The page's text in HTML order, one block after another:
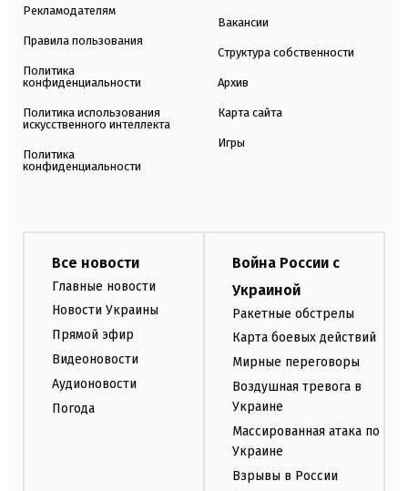
Рекламодателям
Правила пользования
Политика
конфиденциальности
Политика использования
искусственного интеллекта
Политика
конфиденциальности
Вакансии
Структура собственности
Архив
Карта сайта
Игры
Все новости
Главные новости
Новости Украины
Прямой эфир
Видеоновости
Аудионовости
Погода
Война России с
Украиной
Ракетные обстрелы
Карта боевых действий
Мирные переговоры
Воздушная тревога в
Украине
Массированная атака по
Украине
Взрывы в России